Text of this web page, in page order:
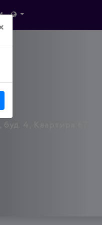
4, Квартира 67